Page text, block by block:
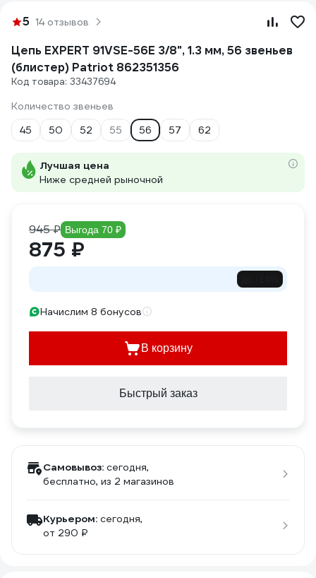
5 14 отзывов
Цепь EXPERT 91VSE-56E 3/8", 1.3 мм, 56 звеньев
(блистер) Patriot 862351356
Код товара: 33437694
Количество звеньев
45
50 52 55 56 57 62
Лучшая цена
Ниже средней рыночной
945 ₽ Выгода 70 ₽
875 ₽
Начислим 8 бонусов
В корзину
Быстрый заказ
Самовывоз: сегодня,
бесплатно, из 2 магазинов
Курьером: сегодня,
от 290 ₽